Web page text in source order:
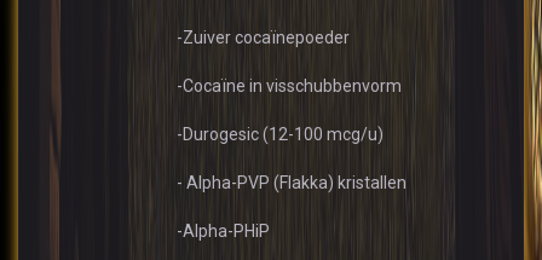
-Zuiver cocaïnepoeder
-Cocaïne in visschubbenvorm
-Durogesic (12-100 mcg/u)
- Alpha-PVP (Flakka) kristallen
-Alpha-PHiP